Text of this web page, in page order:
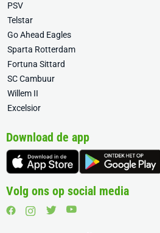
PSV
Telstar
Go Ahead Eagles
Sparta Rotterdam
Fortuna Sittard
SC Cambuur
Willem II
Excelsior
Download de app
Volg ons op social media